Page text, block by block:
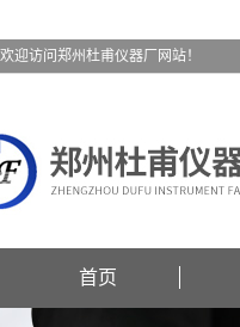
欢迎访问郑州杜甫仪器厂网站！
首页